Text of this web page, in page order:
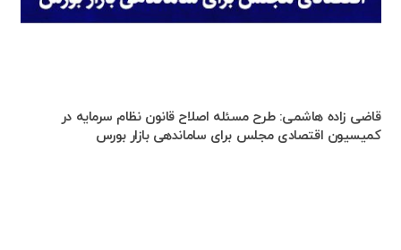
قاضی زاده هاشمی: طرح مسئله اصلاح قانون نظام سرمایه در
کمیسیون اقتصادی مجلس برای ساماندهی بازار بورس